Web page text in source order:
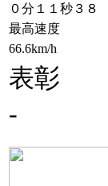
０分１１秒３８
最高速度
66.6km/h
表彰
-